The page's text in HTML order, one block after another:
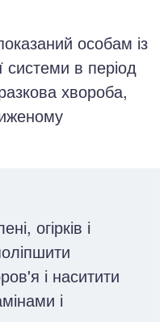
особам із
в період
хвороба,
огірків і
і наситити
і